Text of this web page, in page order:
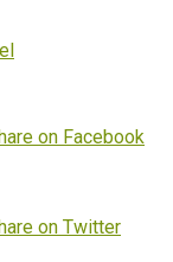
on Facebook
on Twitter